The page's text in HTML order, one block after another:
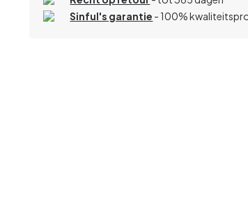
Sinful's garantie - 100%